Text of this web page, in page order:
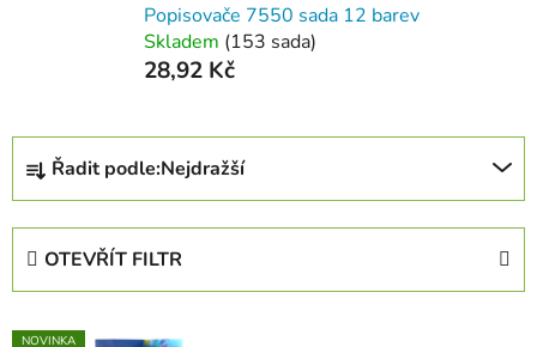
Popisovače 7550 sada 12 barev
Skladem (153 sada)
28,92 Kč
Ř
z
p
Řadit podle:Nejdražší
OTEVŘÍT FILTR
VNOVINKA